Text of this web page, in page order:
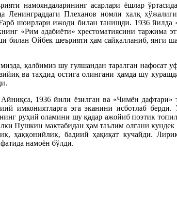
намояндаларининг асарлари ёшлар
Плеханов номли халқ
шоирлари ижоди билан танишди. 1936
«Рим адабиёти» хрестоматиясини таржима
Ойбек шеърияти ҳам сайқалланиб, янги
қалбимиз шу гулшандан таралган нафосат
ва таҳдид остига олингани ҳамда шу
1936 йили ёзилган ва «Чимён дафтари»
имкониятларга эга эканини исботлаб
руҳий оламини шу қадар ажойиб поэтик
Пушкин мактабидан ҳам таълим олгани
ҳаққонийлик, бадиий ҳақиқат кучайди.
намоён бўлди.